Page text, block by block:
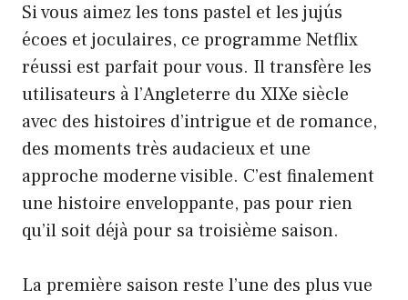
Si vous aimez les tons pastel et les jujús
écoes et joculaires, ce programme Netflix
réussi est parfait pour vous. Il transfère les
utilisateurs à l’Angleterre du XIXe siècle
avec des histoires d’intrigue et de romance,
des moments très audacieux et une
approche moderne visible. C’est finalement
une histoire enveloppante, pas pour rien
qu’il soit déjà pour sa troisième saison.
La première saison reste l’une des plus vue